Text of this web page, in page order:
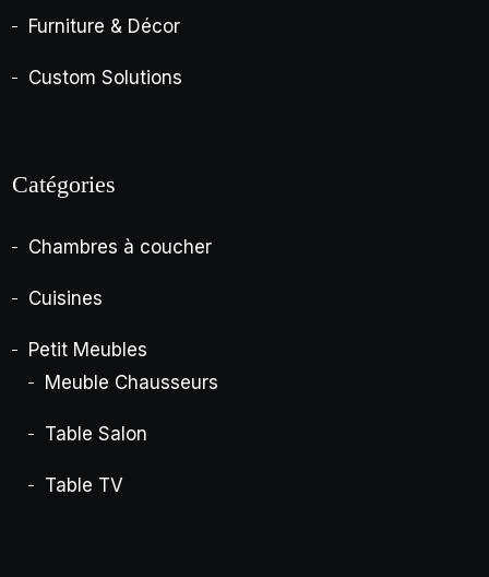
Furniture & Décor
Custom Solutions
Catégories
Chambres à coucher
Cuisines
Petit Meubles
Meuble Chausseurs
Table Salon
Table TV